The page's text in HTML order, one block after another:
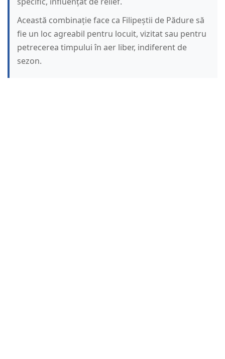
Această combinație face ca Filipeștii de Pădure să
fie un loc agreabil pentru locuit, vizitat sau pentru
petrecerea timpului în aer liber, indiferent de
sezon.